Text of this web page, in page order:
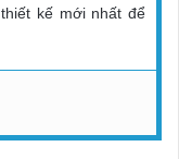
kế mới nhất để